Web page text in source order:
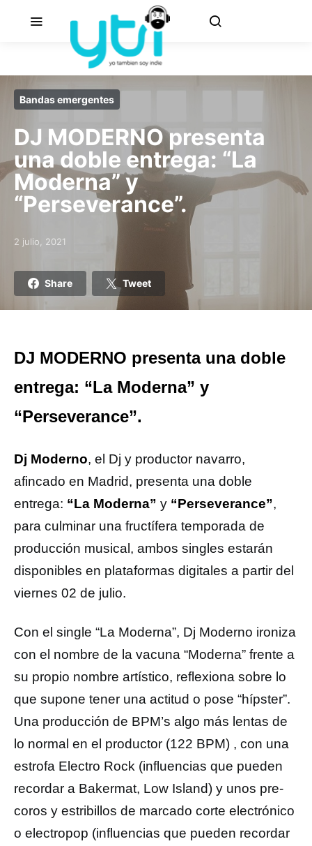
Bandas emergentes
DJ MODERNO presenta
una doble entrega: “La
Moderna” y
“Perseverance”.
Posted on
2 julio, 2021
Share Tweet
DJ MODERNO presenta una doble
entrega: “La Moderna” y
“Perseverance”.
Dj Moderno, el Dj y productor navarro,
afincado en Madrid, presenta una doble
entrega: “La Moderna” y “Perseverance”,
para culminar una fructífera temporada de
producción musical, ambos singles estarán
disponibles en plataformas digitales a partir del
viernes 02 de julio.
Con el single “La Moderna”, Dj Moderno ironiza
con el nombre de la vacuna “Moderna” frente a
su propio nombre artístico, reflexiona sobre lo
que supone tener una actitud o pose “hípster”.
Una producción de BPM’s algo más lentas de
lo normal en el productor (122 BPM) , con una
estrofa Electro Rock (influencias que pueden
recordar a Bakermat, Low Island) y unos pre-
coros y estribillos de marcado corte electrónico
o electropop (influencias que pueden recordar